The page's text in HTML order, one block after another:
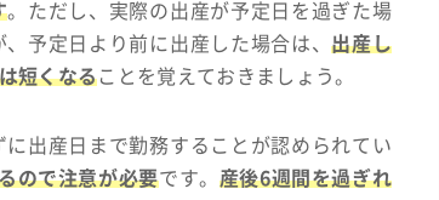
。ただし、実際の出産が予定日を過ぎた場
、予定日より前に出産した場合は、出産し
短くなることを覚えておきましょう。
出産日まで勤務することが認められてい
ので注意が必要です。 産後6週間を過ぎれ